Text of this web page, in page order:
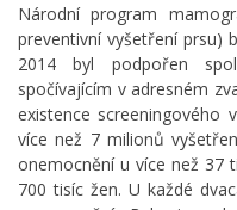
Národní program
preventivní vyšetření prsu)
2014 byl podpořen
spočívajícím v adresném
existence screeningového
více než 7 milionů
onemocnění u více než 37
700 tisíc žen. U každé